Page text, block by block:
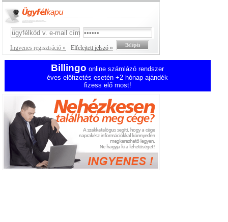
Ingyenes regisztráció » Elfelejtett jelszó »
Billingo online számlázó rendszer
éves előfizetés esetén +2 hónap ajándék
fizess elő most!